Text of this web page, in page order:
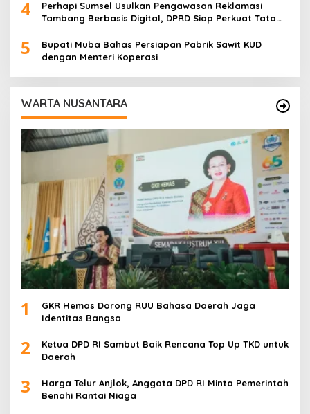
4
Perhapi Sumsel Usulkan Pengawasan Reklamasi
Tambang Berbasis Digital, DPRD Siap Perkuat Tata
5
Bupati Muba Bahas Persiapan Pabrik Sawit KUD
dengan Menteri Koperasi
WARTA NUSANTARA
1
GKR Hemas Dorong RUU Bahasa Daerah Jaga
Identitas Bangsa
2
Ketua DPD RI Sambut Baik Rencana Top Up TKD untuk
Daerah
3
Harga Telur Anjlok, Anggota DPD RI Minta Pemerintah
Benahi Rantai Niaga